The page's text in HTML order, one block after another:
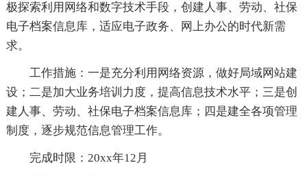
极探索利用网络和数字技术手段，创建人事、劳动、社保
电子档案信息库，适应电子政务、网上办公的时代新需
求。
工作措施：一是充分利用网络资源，做好局域网站建
设；二是加大业务培训力度，提高信息技术水平；三是创
建人事、劳动、社保电子档案信息库；四是建全各项管理
制度，逐步规范信息管理工作。
完成时限：20xx年12月